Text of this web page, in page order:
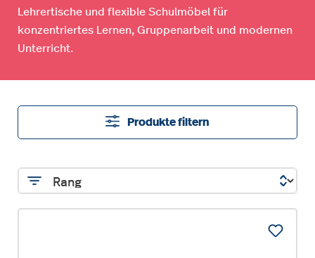
Lehrertische und flexible Schulmöbel für
konzentriertes Lernen, Gruppenarbeit und modernen
Unterricht.
Produkte filtern